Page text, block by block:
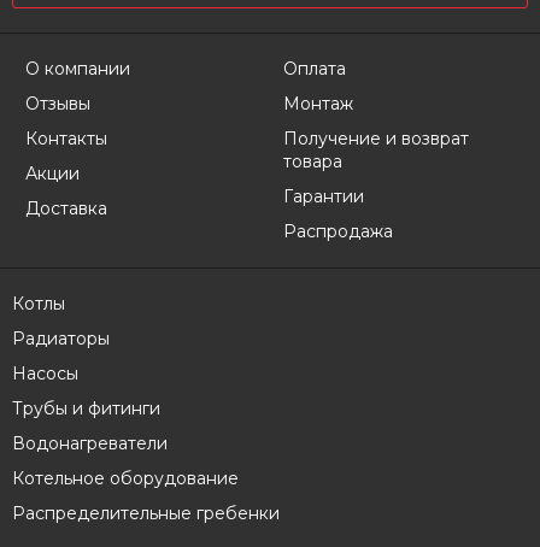
О компании
Отзывы
Контакты
Акции
Доставка
Оплата
Монтаж
Получение и возврат
товара
Гарантии
Распродажа
Котлы
Радиаторы
Насосы
Трубы и фитинги
Водонагреватели
Котельное оборудование
Распределительные гребенки